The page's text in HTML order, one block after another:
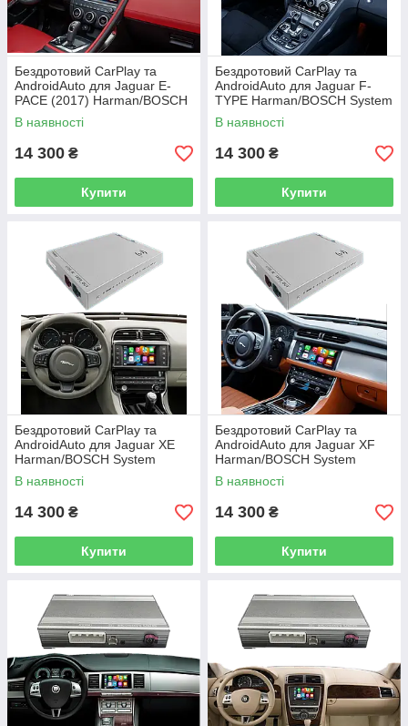
Бездротовий CarPlay та
AndroidAuto для Jaguar E-
PACE (2017) Harman/BOSCH
System
В наявності
14 300 ₴
Купити
Бездротовий CarPlay та
AndroidAuto для Jaguar F-
TYPE Harman/BOSCH System
В наявності
14 300 ₴
Купити
Бездротовий CarPlay та
AndroidAuto для Jaguar XE
Harman/BOSCH System
В наявності
14 300 ₴
Купити
Бездротовий CarPlay та
AndroidAuto для Jaguar XF
Harman/BOSCH System
В наявності
14 300 ₴
Купити